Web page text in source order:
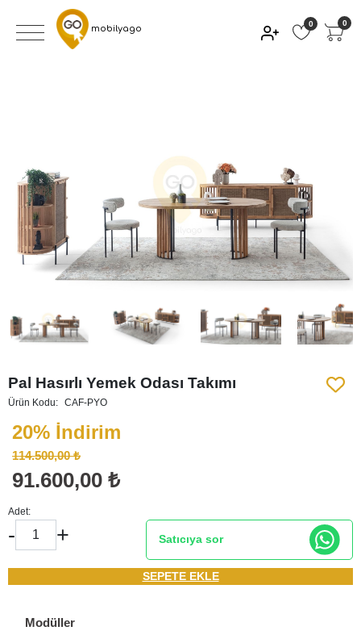
mobilyago 0 0
Pal Hasırlı Yemek Odası Takımı
Ürün Kodu: CAF-PYO
91.600,00 ₺
114.500,00 ₺
20% İndirim
Adet:
- + Satıcıya sor
SEPETE EKLE
Modüller